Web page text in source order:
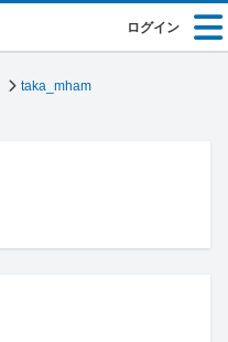
ログイン
taka_mham